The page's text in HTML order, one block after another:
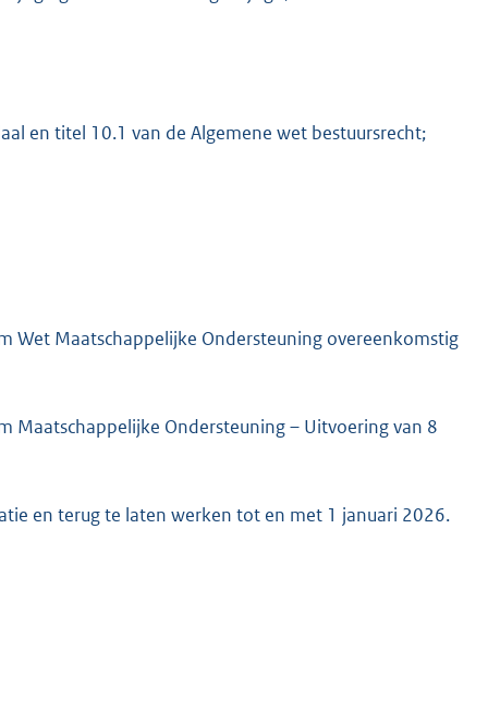
en titel 10.1 van de Algemene wet bestuursrecht;
Wet Maatschappelijke Ondersteuning overeenkomstig
Ondersteuning – Uitvoering van 8
en terug te laten werken tot en met 1 januari 2026.